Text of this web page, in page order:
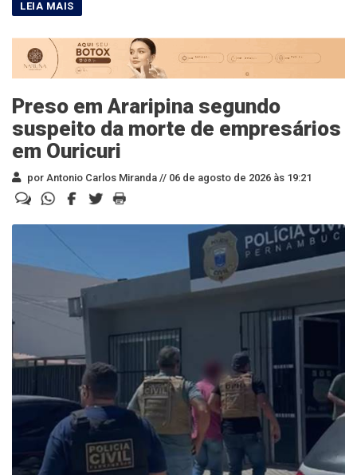
Preso em Araripina segundo
suspeito da morte de empresários
em Ouricuri
por Antonio Carlos Miranda // 06 de agosto de 2026 às 19:21